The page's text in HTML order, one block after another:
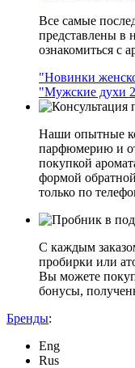
Все самые
представлены в
ознакомиться с
"Новинки
"Мужские духи
Наши опытные
парфюмерию и
покупкой
формой
только по
С каждым
пробирки или
Вы можете
бонусы,
Бренды:
Eng
Rus